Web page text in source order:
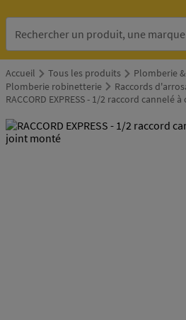
Accueil Tous les produits
Plomberie
Plomberie robinetterie
Raccords
RACCORD EXPRESS - 1/2 raccord